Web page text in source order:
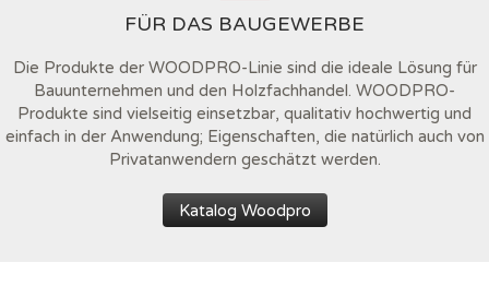
FÜR DAS BAUGEWERBE
Die Produkte der WOODPRO-Linie sind die ideale Lösung für
Bauunternehmen und den Holzfachhandel. WOODPRO-
Produkte sind vielseitig einsetzbar, qualitativ hochwertig und
einfach in der Anwendung; Eigenschaften, die natürlich auch von
Privatanwendern geschätzt werden.
Katalog Woodpro